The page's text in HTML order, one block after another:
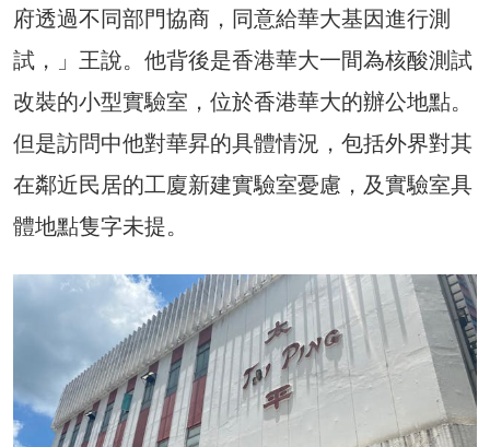
府透過不同部門協商，同意給華大基因進行測
試，」王說。他背後是香港華大一間為核酸測試
改裝的小型實驗室，位於香港華大的辦公地點。
但是訪問中他對華昇的具體情況，包括外界對其
在鄰近民居的工廈新建實驗室憂慮，及實驗室具
體地點隻字未提。